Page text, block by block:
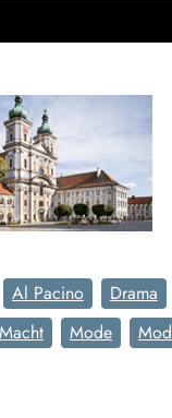
Al Pacino Drama
Macht Mode